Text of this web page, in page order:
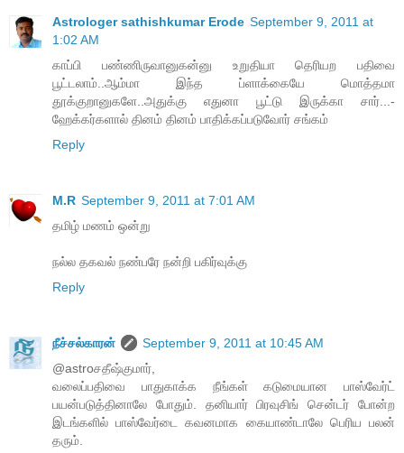
Astrologer sathishkumar Erode September 9, 2011 at
1:02 AM
காப்பி பண்ணிருவானுகன்னு உறுதியா தெரியற பதிவை
பூட்டலாம்..ஆம்மா இந்த ப்ளாக்கையே மொத்தமா
தூக்குறானுகளே..அதுக்கு எதுனா பூட்டு இருக்கா சார்...-
ஹேக்கர்களால் தினம் தினம் பாதிக்கப்படுவோர் சங்கம்
Reply
M.R September 9, 2011 at 7:01 AM
தமிழ் மணம் ஒன்று
நல்ல தகவல் நண்பரே நன்றி பகிர்வுக்கு
Reply
நீச்சல்காரன்
September 9, 2011 at 10:45 AM
@astroசதீஷ்குமார்,
வலைப்பதிவை பாதுகாக்க நீங்கள் கடுமையான பாஸ்வேர்ட்
பயன்படுத்தினாலே போதும். தனியார் பிரவுசிங் சென்டர் போன்ற
இடங்களில் பாஸ்வேர்டை கவனமாக கையாண்டாலே பெரிய பலன்
தரும்.